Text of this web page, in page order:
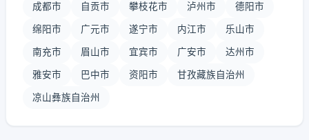
成都市 自贡市 攀枝花市 泸州市 德阳市
绵阳市 广元市 遂宁市 内江市 乐山市
南充市 眉山市 宜宾市 广安市 达州市
雅安市 巴中市 资阳市 甘孜藏族自治州
凉山彝族自治州